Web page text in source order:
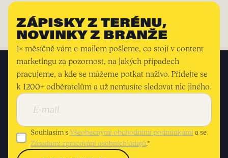
ZÁPISKY Z TERÉNU,
NOVINKY Z BRANŽE
1× měsíčně vám e-mailem pošleme, co stojí v content
marketingu za pozornost, na jakých případech
pracujeme, a kde se můžeme potkat naživo. Přidejte se
k 1200+ odběratelům a už nemusíte sledovat nic jiného.
Souhlasím sVšeobecnými obchodními podmínkami a se
Zásadami zpracování osobních údajů.*